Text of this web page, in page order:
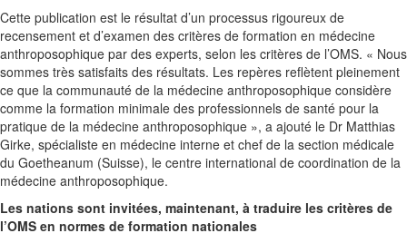
Cette publication est le résultat d’un processus rigoureux de
recensement et d’examen des critères de formation en médecine
anthroposophique par des experts, selon les critères de l’OMS. « Nous
sommes très satisfaits des résultats. Les repères reflètent pleinement
ce que la communauté de la médecine anthroposophique considère
comme la formation minimale des professionnels de santé pour la
pratique de la médecine anthroposophique », a ajouté le Dr Matthias
Girke, spécialiste en médecine interne et chef de la section médicale
du Goetheanum (Suisse), le centre international de coordination de la
médecine anthroposophique.
Les nations sont invitées, maintenant, à traduire les critères de
l’OMS en normes de formation nationales